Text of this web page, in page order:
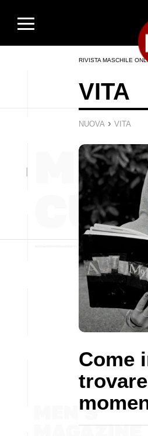
RIVISTA MASCHILE
VITA
NUOVA › VITA
Come